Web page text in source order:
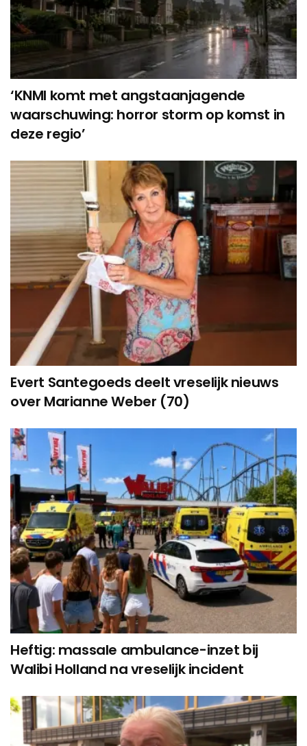
‘KNMI komt met angstaanjagende
waarschuwing: horror storm op komst in
deze regio’
Evert Santegoeds deelt vreselijk nieuws
over Marianne Weber (70)
Heftig: massale ambulance-inzet bij
Walibi Holland na vreselijk incident